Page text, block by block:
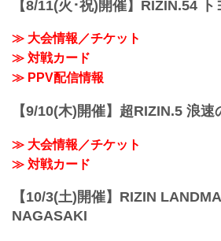
【8/11(火･祝)開催】RIZIN.54
≫ 大会情報／チケット
≫ 対戦カード
≫ PPV配信情報
【9/10(木)開催】超RIZIN.5 浪速
≫ 大会情報／チケット
≫ 対戦カード
【10/3(土)開催】RIZIN
NAGASAKI